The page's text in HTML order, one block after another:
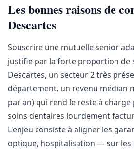
Les bonnes raisons de
Descartes
Souscrire une mutuelle senior
justifie par la forte proportion de
Descartes, un secteur 2 très
département, un revenu médian
par an) qui rend le reste à charge
soins dentaires lourdement
L'enjeu consiste à aligner les
optique, hospitalisation — sur les